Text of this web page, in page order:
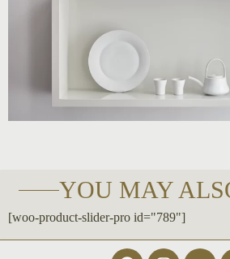
YOU MAY
[woo-product-slider-pro id="789"]